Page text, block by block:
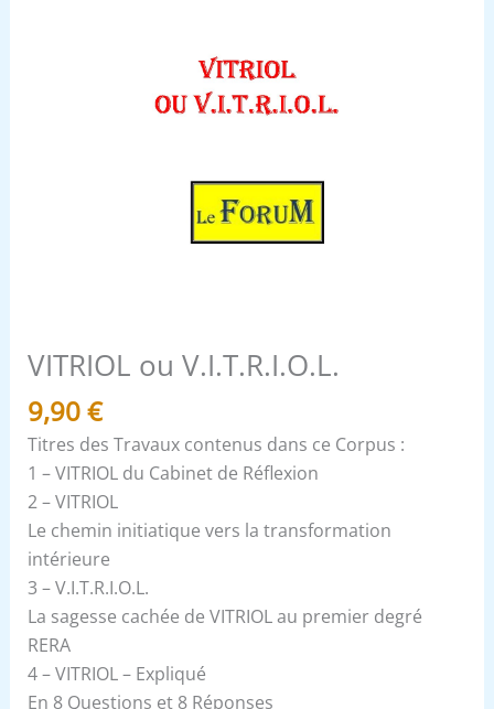
VITRIOL ou V.I.T.R.I.O.L.
9,90€
Titres des Travaux contenus dans ce Corpus :
1 – VITRIOL du Cabinet de Réflexion
2 – VITRIOL
Le chemin initiatique vers la transformation
intérieure
3 – V.I.T.R.I.O.L.
La sagesse cachée de VITRIOL au premier degré
RERA
4 – VITRIOL – Expliqué
En 8 Questions et 8 Réponses